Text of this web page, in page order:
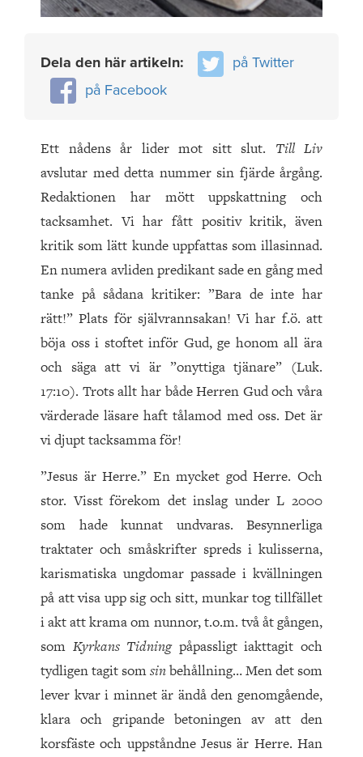
Dela den här artikeln:
på Twitter
på Facebook
Ett nådens år lider mot sitt slut. Till Liv
avslutar med detta nummer sin fjärde årgång.
Redaktionen har mött uppskattning och
tacksamhet. Vi har fått positiv kritik, även
kritik som lätt kunde uppfattas som illasinnad.
En numera avliden predikant sade en gång med
tanke på sådana kritiker: ”Bara de inte har
rätt!” Plats för självrannsakan! Vi har f.ö. att
böja oss i stoftet inför Gud, ge honom all ära
och säga att vi är ”onyttiga tjänare” (Luk.
17:10). Trots allt har både Herren Gud och våra
värderade läsare haft tålamod med oss. Det är
vi djupt tacksamma för!
”Jesus är Herre.” En mycket god Herre. Och
stor. Visst förekom det inslag under L 2000
som hade kunnat undvaras. Besynnerliga
traktater och småskrifter spreds i kulisserna,
karismatiska ungdomar passade i kvällningen
på att visa upp sig och sitt, munkar tog tillfället
i akt att krama om nunnor, t.o.m. två åt gången,
som Kyrkans Tidning påpassligt iakttagit och
tydligen tagit somsinbehållning… Men det som
lever kvar i minnet är ändå den genomgående,
klara och gripande betoningen av att den
korsfäste och uppståndne Jesus är Herre. Han